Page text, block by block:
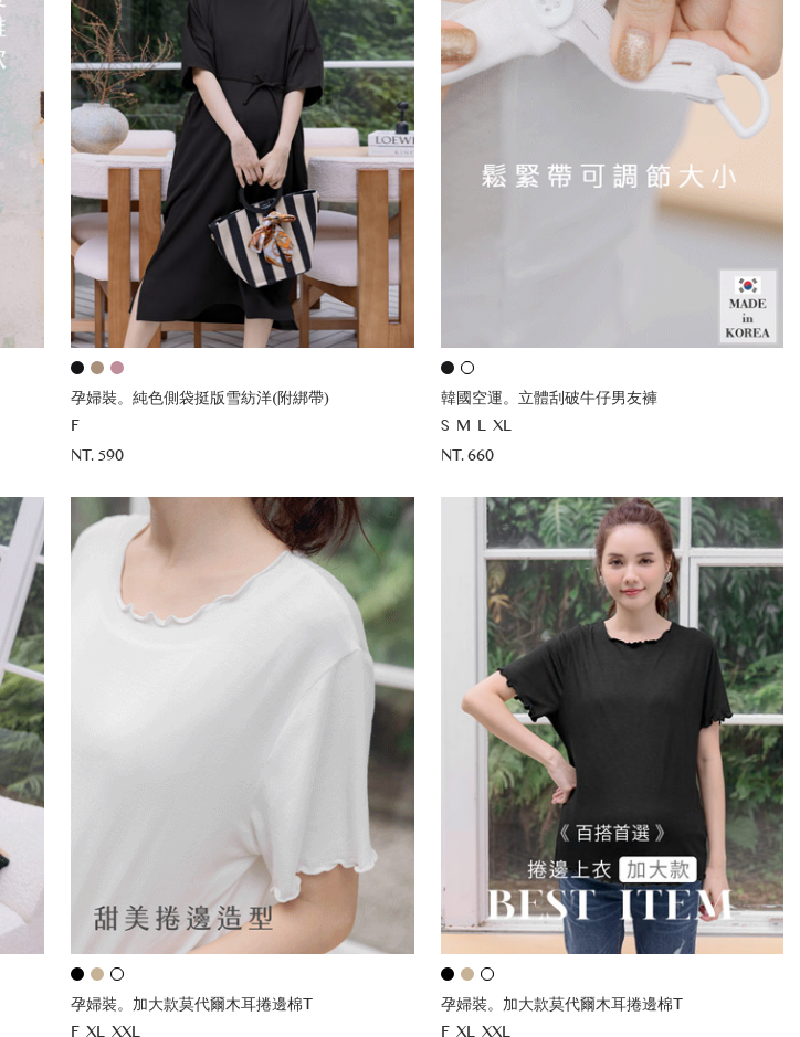
孕婦裝。純色側袋挺版雪紡洋(附綁帶)
F
NT. 590
韓國空運。立體刮破牛仔男友褲
S M L XL
NT. 660
孕婦裝。加大款莫代爾木耳捲邊棉T 孕婦裝。加大款莫代爾木耳捲邊棉T